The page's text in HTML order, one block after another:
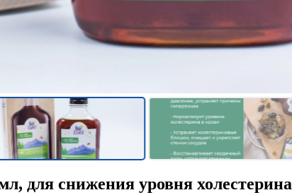
для снижения уровня холестерина